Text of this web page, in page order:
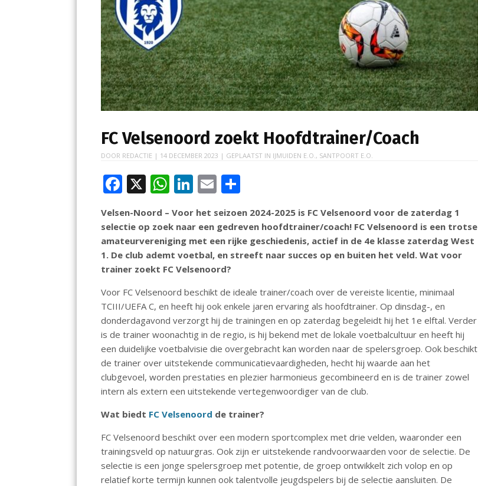
FC Velsenoord zoekt Hoofdtrainer/Coach
DOOR REDACTIE | 14 DECEMBER 2023 | GEPLAATST IN IJMUIDEN E.O., SANTPOORT E.O.
F
ac
e
b
o
o
k
X W
h
at
s
A
p
p
Li
n
k
e
dI
n
E
m
ai
l
e
n
Velsen-Noord – Voor het seizoen 2024-2025 is FC Velsenoord voor de zaterdag 1
selectie op zoek naar een gedreven hoofdtrainer/coach! FC Velsenoord is een trotse
amateurvereniging met een rijke geschiedenis, actief in de 4e klasse zaterdag West
1. De club ademt voetbal, en streeft naar succes op en buiten het veld. Wat voor
trainer zoekt FC Velsenoord?
Voor FC Velsenoord beschikt de ideale trainer/coach over de vereiste licentie, minimaal
TCIII/UEFA C, en heeft hij ook enkele jaren ervaring als hoofdtrainer. Op dinsdag-, en
donderdagavond verzorgt hij de trainingen en op zaterdag begeleidt hij het 1e elftal. Verder
is de trainer woonachtig in de regio, is hij bekend met de lokale voetbalcultuur en heeft hij
een duidelijke voetbalvisie die overgebracht kan worden naar de spelersgroep. Ook beschikt
de trainer over uitstekende communicatievaardigheden, hecht hij waarde aan het
clubgevoel, worden prestaties en plezier harmonieus gecombineerd en is de trainer zowel
intern als extern een uitstekende vertegenwoordiger van de club.
Wat biedt FC Velsenoord de trainer?
FC Velsenoord beschikt over een modern sportcomplex met drie velden, waaronder een
trainingsveld op natuurgras. Ook zijn er uitstekende randvoorwaarden voor de selectie. De
selectie is een jonge spelersgroep met potentie, de groep ontwikkelt zich volop en op
relatief korte termijn kunnen ook talentvolle jeugdspelers bij de selectie aansluiten. De